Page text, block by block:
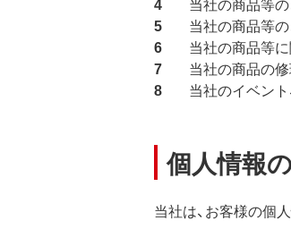
当社の商品等
当社の商品等
当社の商品の
当社のイベン
個人情報
当社は、お客様の個